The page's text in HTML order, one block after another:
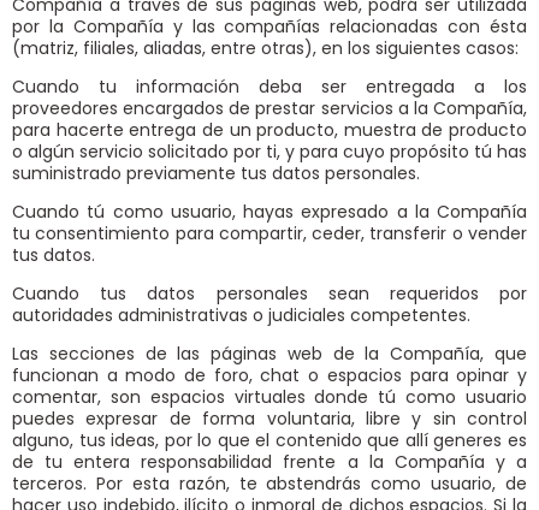
por la Compañía y las compañías relacionadas con ésta
(matriz, filiales, aliadas, entre otras), en los siguientes casos:
Cuando tu información deba ser entregada a los
proveedores encargados de prestar servicios a la Compañía,
para hacerte entrega de un producto, muestra de producto
o algún servicio solicitado por ti, y para cuyo propósito tú has
suministrado previamente tus datos personales.
Cuando tú como usuario, hayas expresado a la Compañía
tu consentimiento para compartir, ceder, transferir o vender
tus datos.
Cuando tus datos personales sean requeridos por
autoridades administrativas o judiciales competentes.
Las secciones de las páginas web de la Compañía, que
funcionan a modo de foro, chat o espacios para opinar y
comentar, son espacios virtuales donde tú como usuario
puedes expresar de forma voluntaria, libre y sin control
alguno, tus ideas, por lo que el contenido que allí generes es
de tu entera responsabilidad frente a la Compañía y a
terceros. Por esta razón, te abstendrás como usuario, de
hacer uso indebido, ilícito o inmoral de dichos espacios. Si la